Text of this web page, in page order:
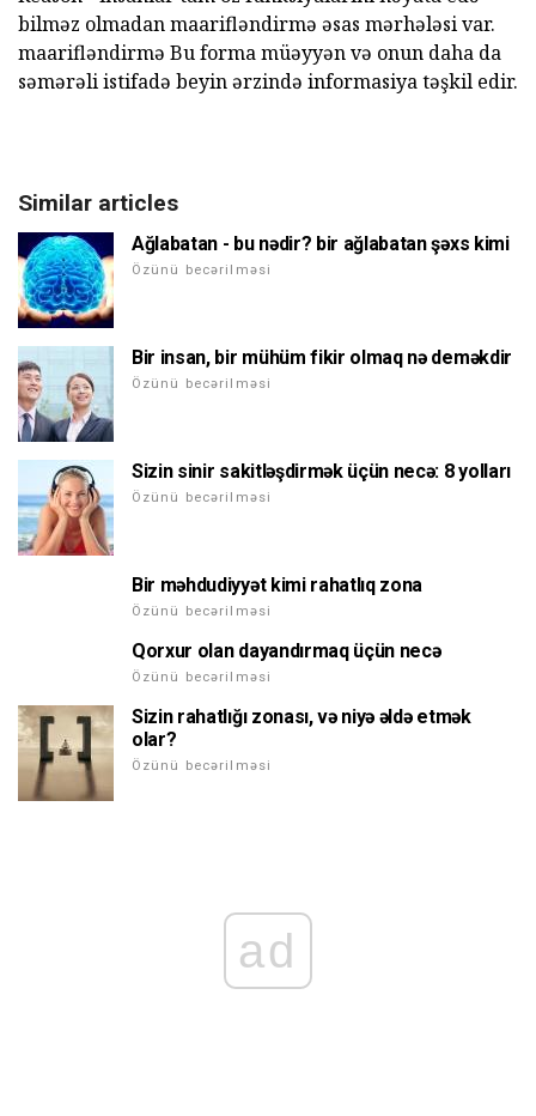
bilməz olmadan maarifləndirmə əsas mərhələsi var.
maarifləndirmə Bu forma müəyyən və onun daha da
səmərəli istifadə beyin ərzində informasiya təşkil edir.
Similar articles
Ağlabatan - bu nədir? bir ağlabatan şəxs kimi
Özünü becərilməsi
Bir insan, bir mühüm fikir olmaq nə deməkdir
Özünü becərilməsi
Sizin sinir sakitləşdirmək üçün necə: 8 yolları
Özünü becərilməsi
Bir məhdudiyyət kimi rahatlıq zona
Özünü becərilməsi
Qorxur olan dayandırmaq üçün necə
Özünü becərilməsi
Sizin rahatlığı zonası, və niyə əldə etmək
olar?
Özünü becərilməsi
ad